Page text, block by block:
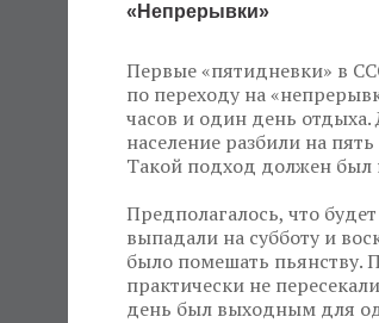
«Непрерывки»
Первые «пятидневки» в
по переходу на
часов и один день
население разбили на
Такой подход должен был
Предполагалось, что
выпадали на субботу и
было помешать пьянству.
практически не
день был выходным для